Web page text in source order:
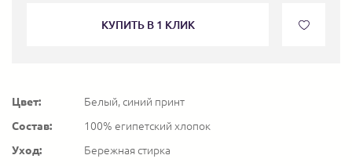
КУПИТЬ В 1 КЛИК
Цвет:
Белый, синий принт
Состав:
100% египетский хлопок
Уход:
Бережная стирка